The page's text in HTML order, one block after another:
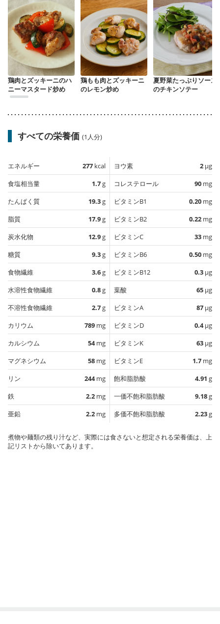
鶏肉とズッキーニのハ
ニーマスタード炒め
鶏もも肉とズッキーニ
のレモン炒め
夏野菜たっぷりソース
のチキンソテー
すべての栄養価 (1人分)
エネルギー 277 kcal
食塩相当量
1.7g
たんぱく質
19.3g
脂質
17.9g
炭水化物
12.9g
糖質
9.3g
食物繊維
3.6g
水溶性食物繊維
0.8g
不溶性食物繊維
2.7g
カリウム
789 mg
カルシウム
54mg
マグネシウム
58 mg
リン
244mg
鉄
2.2 mg
亜鉛
2.2 mg
ヨウ素 2 µg
コレステロール
90 mg
ビタミンB1
0.20 mg
ビタミンB2
0.22 mg
ビタミンC
33 mg
ビタミンB6
0.50 mg
ビタミンB12
0.3 µg
葉酸
65 µg
ビタミンA
87 µg
ビタミンD
0.4µg
ビタミンK
63 µg
ビタミンE
1.7 mg
飽和脂肪酸
4.91 g
一価不飽和脂肪酸
9.18g
多価不飽和脂肪酸
2.23g
煮物や麺類の残り汁など、実際には食さないと想定される栄養価は、上
記リストから除いてあります。